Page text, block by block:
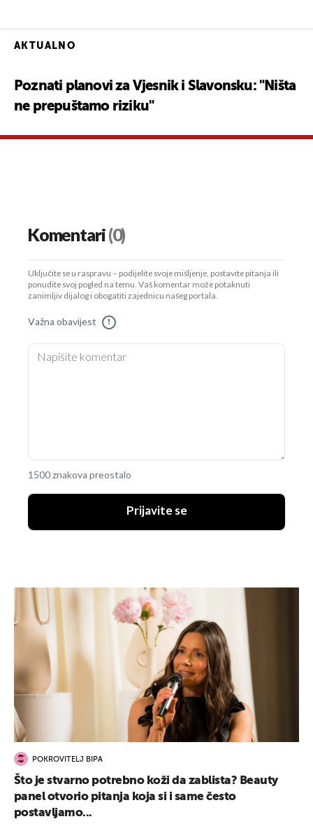
AKTUALNO
Poznati planovi za Vjesnik i Slavonsku: "Ništa
ne prepuštamo riziku"
Komentari(0)
Uključite se u raspravu – podijelite svoje mišljenje, postavite pitanja ili
ponudite svoj pogled na temu. Vaš komentar može potaknuti
zanimljiv dijalog i obogatiti zajednicu našeg portala.
Važna obavijest !
1500 znakova preostalo
Prijavite se
POKROVITELJ BIPA
Što je stvarno potrebno koži da zablista? Beauty
panel otvorio pitanja koja si i same često
postavljamo...